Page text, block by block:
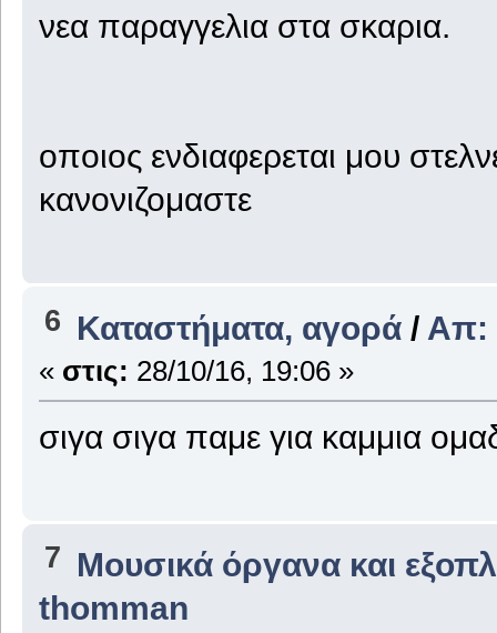
νεα παραγγελια στα σκαρια.
οποιος ενδιαφερεται μου
κανονιζομαστε
6 Καταστήματα, αγορά / Απ:
« στις: 28/10/16, 19:06 »
σιγα σιγα παμε για καμμια
7 Μουσικά όργανα και
thomman